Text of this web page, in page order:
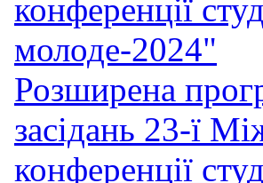
конференції
молоде-2024"
Розширена
засідань 23-ї
конференції